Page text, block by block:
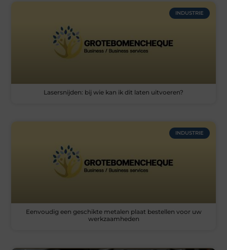
INDUSTRIE
Lasersnijden: bij wie kan ik dit laten uitvoeren?
INDUSTRIE
Eenvoudig een geschikte metalen plaat bestellen voor uw
werkzaamheden